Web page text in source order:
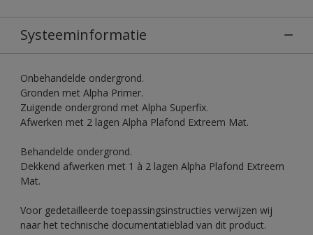
Systeeminformatie
Onbehandelde ondergrond.
Gronden met Alpha Primer.
Zuigende ondergrond met Alpha Superfix.
Afwerken met 2 lagen Alpha Plafond Extreem Mat.
Behandelde ondergrond.
Dekkend afwerken met 1 à 2 lagen Alpha Plafond Extreem
Mat.
Voor gedetailleerde toepassingsinstructies verwijzen wij
naar het technische documentatieblad van dit product.